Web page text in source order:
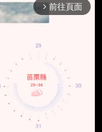
arrow_forward_ios 前往頁面